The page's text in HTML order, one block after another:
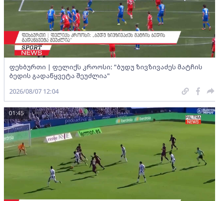
ფეხბურთი | ფელიქს კროოსი: "ბუდუ ზივზივაძეს მატჩის
ბედის გადაწყვეტა შეუძლია"
2026/08/07 12:04
01:45